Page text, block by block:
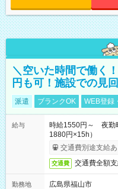
＼空いた時間で働く
円も可！施設での見
派遣 ブランクOK WEB登録
給与
時給1550円～ 夜勤
1880円×15h）
交通費別途支給あ
交通費 交通費全額
勤務地
広島県福山市